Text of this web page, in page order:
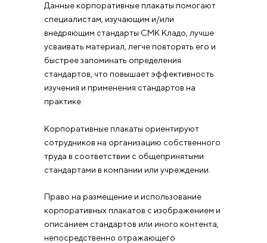
Данные корпоративные плакаты помогают
специалистам, изучающим и/или
внедряющим стандарты СМК Кладо, лучше
усваивать материал, легче повторять его и
быстрее запоминать определения
стандартов, что повышает эффективность
изучения и применения стандартов на
практике.
Корпоративные плакаты ориентируют
сотрудников на организацию собственного
труда в соответствии с общепринятыми
стандартами в компании или учреждении.
Право на размещение и использование
корпоративных плакатов с изображением и
описанием стандартов или иного контента,
непосредственно отражающего